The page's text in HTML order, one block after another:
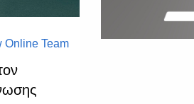
Online Team